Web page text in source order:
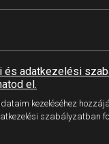
és adatkezelési
el.
kezeléséhez
szabályzatban foglaltakat